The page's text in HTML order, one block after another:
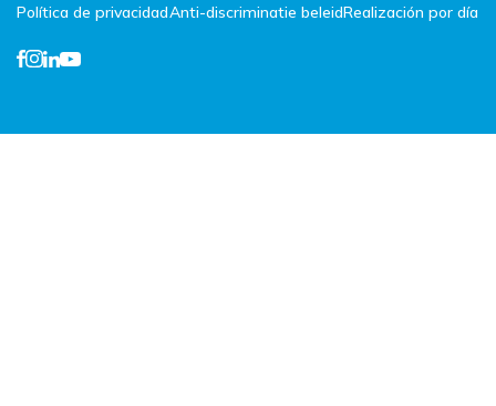
Política de privacidadAnti-discriminatie beleidRealización por día